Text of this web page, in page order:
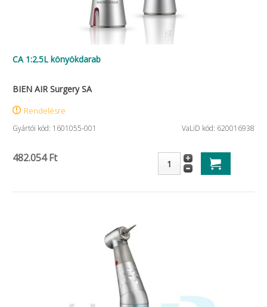
CA 1:2.5L könyökdarab
BIEN AIR Surgery SA
Rendelésre
Gyártói kód: 1601055-001 VaLiD kód: 620016938
482.054 Ft